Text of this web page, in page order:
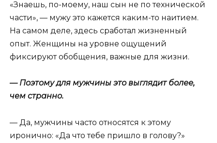
«Знаешь, по-моему, наш сын не по технической
части», — мужу это кажется каким-то наитием.
На самом деле, здесь сработал жизненный
опыт. Женщины на уровне ощущений
фиксируют обобщения, важные для жизни.
— Поэтому для мужчины это выглядит более,
чем странно.
— Да, мужчины часто относятся к этому
иронично: «Да что тебе пришло в голову?»